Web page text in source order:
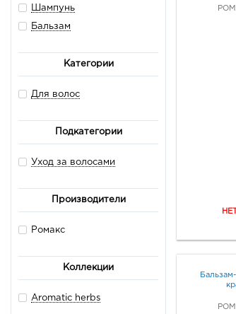
Шампунь
Бальзам
Категории
Для волос
Подкатегории
Уход за волосами
Производители
Ромакс
Коллекции
Aromatic herbs